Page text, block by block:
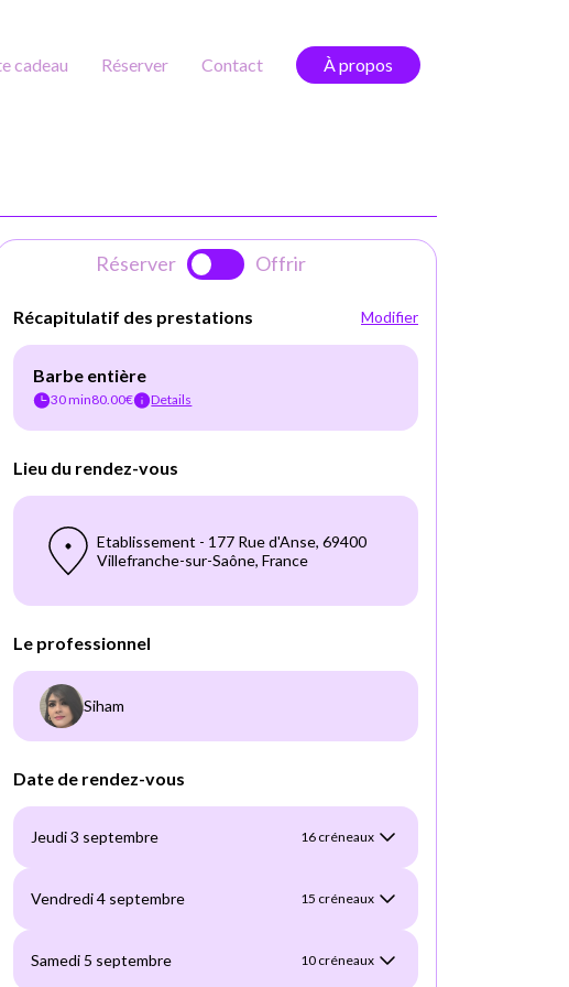
cadeau Réserver Contact À propos
Réserver Offrir